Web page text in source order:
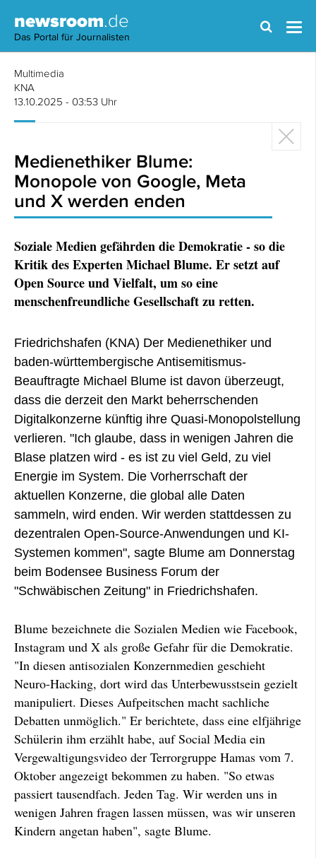
newsroom.de
Das Portal für Journalisten
Multimedia
KNA
13.10.2025 - 03:53 Uhr
Medienethiker Blume:
Monopole von Google, Meta
und X werden enden
Soziale Medien gefährden die Demokratie - so die
Kritik des Experten Michael Blume. Er setzt auf
Open Source und Vielfalt, um so eine
menschenfreundliche Gesellschaft zu retten.
Friedrichshafen (KNA) Der Medienethiker und
baden-württembergische Antisemitismus-
Beauftragte Michael Blume ist davon überzeugt,
dass die derzeit den Markt beherrschenden
Digitalkonzerne künftig ihre Quasi-Monopolstellung
verlieren. "Ich glaube, dass in wenigen Jahren die
Blase platzen wird - es ist zu viel Geld, zu viel
Energie im System. Die Vorherrschaft der
aktuellen Konzerne, die global alle Daten
sammeln, wird enden. Wir werden stattdessen zu
dezentralen Open-Source-Anwendungen und KI-
Systemen kommen", sagte Blume am Donnerstag
beim Bodensee Business Forum der
"Schwäbischen Zeitung" in Friedrichshafen.
Blume bezeichnete die Sozialen Medien wie Facebook,
Instagram und X als große Gefahr für die Demokratie.
"In diesen antisozialen Konzernmedien geschieht
Neuro-Hacking, dort wird das Unterbewusstsein gezielt
manipuliert. Dieses Aufpeitschen macht sachliche
Debatten unmöglich." Er berichtete, dass eine elfjährige
Schülerin ihm erzählt habe, auf Social Media ein
Vergewaltigungsvideo der Terrorgruppe Hamas vom 7.
Oktober angezeigt bekommen zu haben. "So etwas
passiert tausendfach. Jeden Tag. Wir werden uns in
wenigen Jahren fragen lassen müssen, was wir unseren
Kindern angetan haben", sagte Blume.